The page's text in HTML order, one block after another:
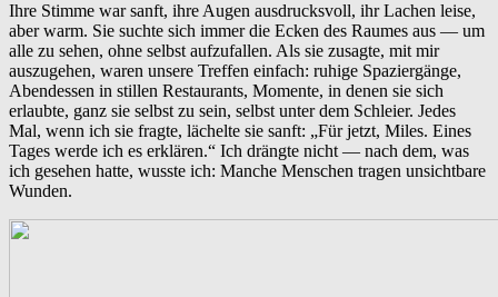
Ihre Stimme war sanft, ihre Augen ausdrucksvoll, ihr Lachen leise,
aber warm. Sie suchte sich immer die Ecken des Raumes aus — um
alle zu sehen, ohne selbst aufzufallen. Als sie zusagte, mit mir
auszugehen, waren unsere Treffen einfach: ruhige Spaziergänge,
Abendessen in stillen Restaurants, Momente, in denen sie sich
erlaubte, ganz sie selbst zu sein, selbst unter dem Schleier. Jedes
Mal, wenn ich sie fragte, lächelte sie sanft: „Für jetzt, Miles. Eines
Tages werde ich es erklären.“ Ich drängte nicht — nach dem, was
ich gesehen hatte, wusste ich: Manche Menschen tragen unsichtbare
Wunden.